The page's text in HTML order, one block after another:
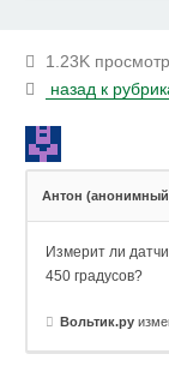
1.23K
назад к
Антон
Измерит ли
450 градусов?
Вольтик.ру